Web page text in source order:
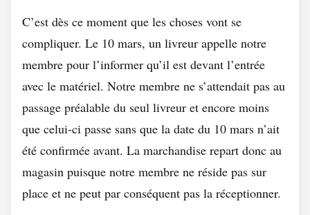
C’est dès ce moment que les choses vont se
compliquer. Le 10 mars, un livreur appelle notre
membre pour l’informer qu’il est devant l’entrée
avec le matériel. Notre membre ne s’attendait pas au
passage préalable du seul livreur et encore moins
que celui-ci passe sans que la date du 10 mars n’ait
été confirmée avant. La marchandise repart donc au
magasin puisque notre membre ne réside pas sur
place et ne peut par conséquent pas la réceptionner.